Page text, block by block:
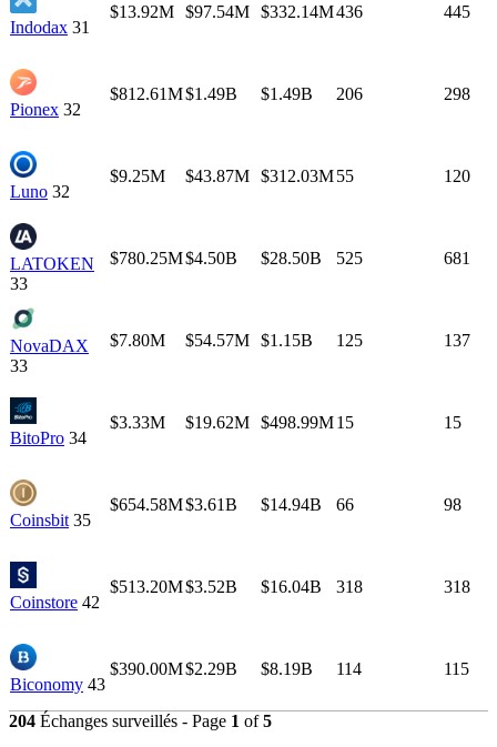
Indodax 31
$13.92M $97.54M $332.14M436 445
Pionex 32
$812.61M$1.49B $1.49B 206 298
Luno 32
$9.25M $43.87M $312.03M55 120
LATOKEN
33
$780.25M$4.50B $28.50B 525 681
NovaDAX
33
$7.80M $54.57M $1.15B 125 137
BitoPro 34
$3.33M $19.62M $498.99M15 15
Coinsbit 35
$654.58M$3.61B $14.94B 66 98
Coinstore 42
$513.20M$3.52B $16.04B 318 318
Biconomy 43
$390.00M$2.29B $8.19B 114 115
204 Échanges surveillés - Page 1 of5